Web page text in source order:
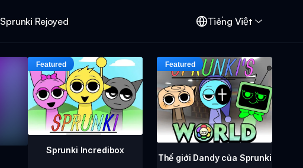
Sprunki Rejoyed Tiếng Việt
Sprunki Incredibox
Thế giới Dandy của Sprunki